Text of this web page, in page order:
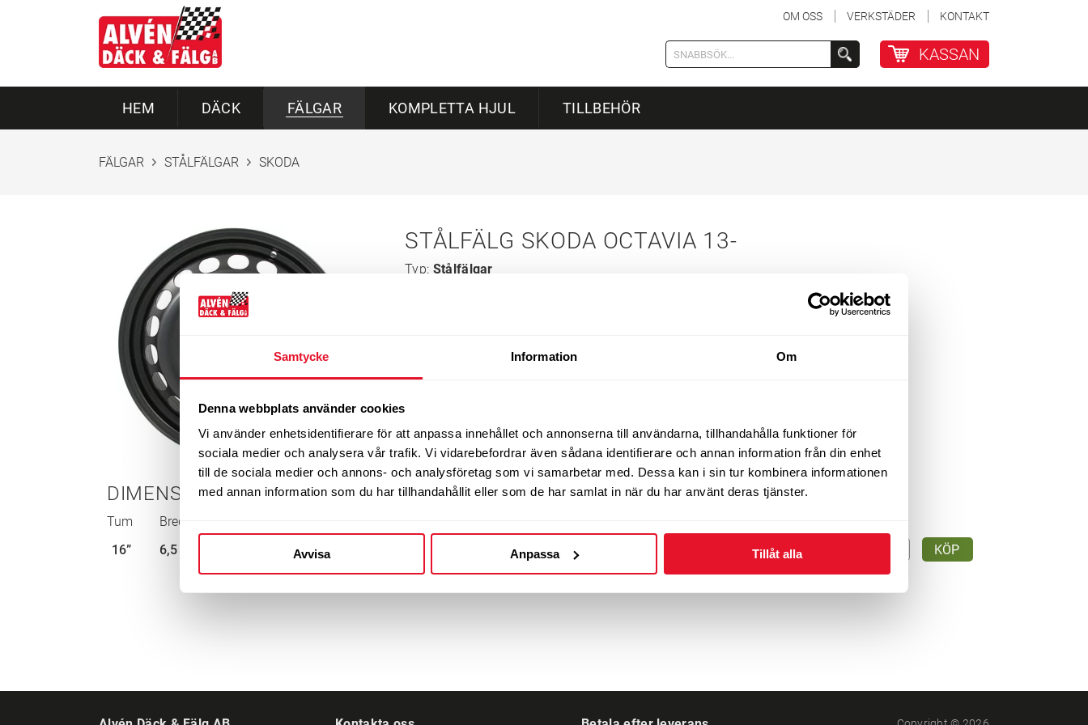
Samtycke Information Om
Denna webbplats använder cookies
Vi använder enhetsidentifierare för att anpassa innehållet och annonserna till användarna, tillhandahålla funktioner för
sociala medier och analysera vår trafik. Vi vidarebefordrar även sådana identifierare och annan information från din enhet
till de sociala medier och annons- och analysföretag som vi samarbetar med. Dessa kan i sin tur kombinera informationen
med annan information som du har tillhandahållit eller som de har samlat in när du har använt deras tjänster.
Avvisa Anpassa Tillåt alla
KONTAKT
VERKSTÄDER
OM OSS
KASSAN
HEM DÄCK FÄLGAR KOMPLETTA HJUL TILLBEHÖR
FÄLGAR STÅLFÄLGAR SKODA
STÅLFÄLG SKODA OCTAVIA 13-
Typ: Stålfälgar
DIMENSIONER
Tum Bredd
16”
6,5 KÖP
940